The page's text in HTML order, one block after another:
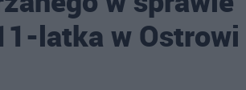
latka w Ostrowi